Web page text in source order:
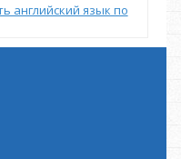
английский язык по